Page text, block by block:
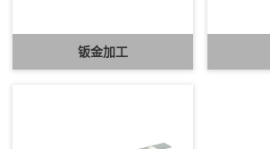
钣金加工